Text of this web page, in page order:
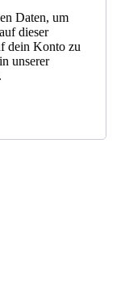
Daten, um
dieser
dein Konto zu
unserer